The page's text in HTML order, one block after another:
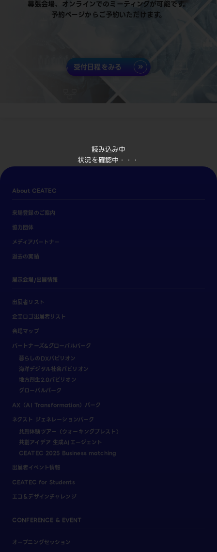
読み込み中
状況を確認中・・・
幕張会場、オンラインでのミーティングが可能です。
予約ページからご予約いただけます。
受付日程をみる
About CEATEC
来場登録のご案内
協力団体
メディアパートナー
過去の実績
展示会場/出展情報
出展者リスト
企業ロゴ出展者リスト
会場マップ
パートナーズ&グローバルパーク
暮らしのDXパビリオン
海洋デジタル社会パビリオン
地方創生2.0パビリオン
グローバルパーク
AX（AI Transformation）パーク
ネクスト ジェネレーションパーク
共創体験ツアー（ウォーキングブレスト）
共創アイデア 生成AIエージェント
CEATEC 2025 Business matching
出展者イベント情報
CEATEC for Students
エコ＆デザインチャレンジ
CONFERENCE & EVENT
オープニングセッション